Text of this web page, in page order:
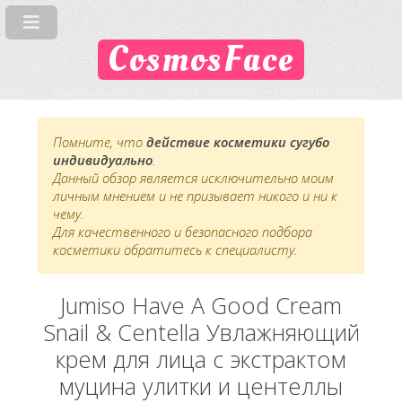
CosmosFace
Помните, что действие косметики сугубо
индивидуально.
Данный обзор является исключительно моим
личным мнением и не призывает никого и ни к
чему.
Для качественного и безопасного подбора
косметики обратитесь к специалисту.
Jumiso Have A Good Cream
Snail & Centella Увлажняющий
крем для лица с экстрактом
муцина улитки и центеллы